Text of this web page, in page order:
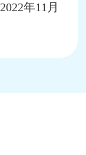
2022年11月